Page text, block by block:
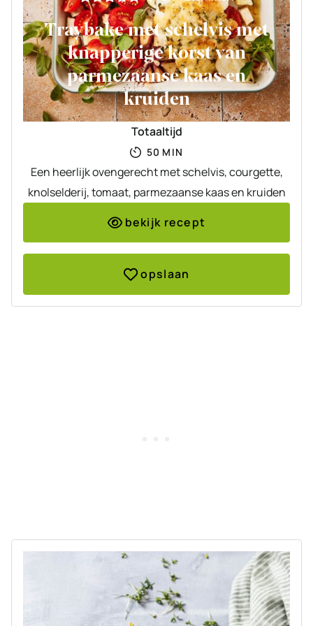
Traybake met schelvis met
knapperige korst van
parmezaanse kaas en
kruiden
Totaaltijd
50 MINUTEN
MIN
Een heerlijk ovengerecht met schelvis, courgette,
knolselderij, tomaat, parmezaanse kaas en kruiden
bekijk recept
opslaan